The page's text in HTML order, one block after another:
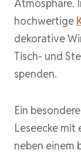
Atmosphäre.
hochwertige
dekorative
Tisch- und
spenden.
Ein
Leseecke mit
neben einem